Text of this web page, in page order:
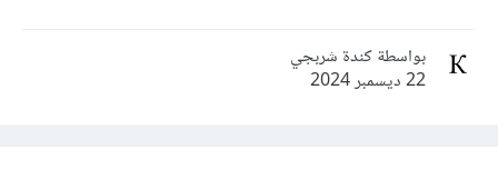
بواسطة كندة شربجي
22 ديسمبر 2024